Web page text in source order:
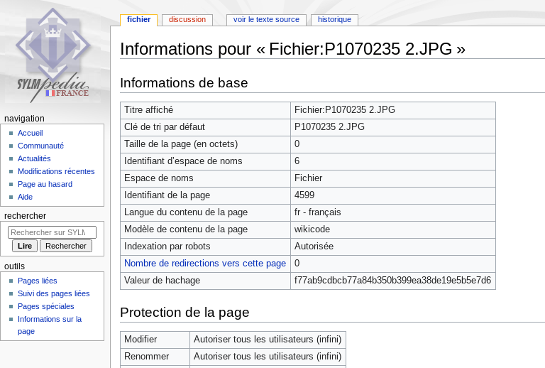
Informations pour « Fichier:P1070235 2.JPG »
à
la
navigation
à
la
recherche
Informations de base
Titre affiché
Fichier:P1070235 2.JPG
Clé de tri par défaut
P1070235 2.JPG
Taille de la page (en octets)
0
Identifiant dʼespace de noms
6
Espace de noms
Fichier
Identifiant de la page
4599
Langue du contenu de la page
fr - français
Modèle de contenu de la page
wikicode
Indexation par robots
Autorisée
Nombre de redirections vers cette page
0
Valeur de hachage
f77ab9cdbcb77a84b350b399ea38de19e5b5e7d6
Protection de la page
Modifier
Autoriser tous les utilisateurs (infini)
Renommer
Autoriser tous les utilisateurs (infini)
fichier discussion voir le texte source historique
navigation
Accueil
Communauté
Actualités
Modifications récentes
Page au hasard
Aide
rechercher
outils
Pages liées
Suivi des pages liées
Pages spéciales
Informations sur la
page